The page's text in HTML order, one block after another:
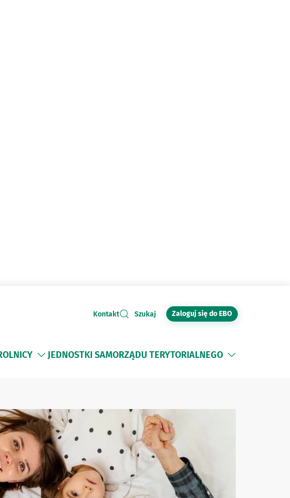
Kontakt Szukaj Zaloguj się do EBO
JEDNOSTKI SAMORZĄDU TERYTORIALNEGO